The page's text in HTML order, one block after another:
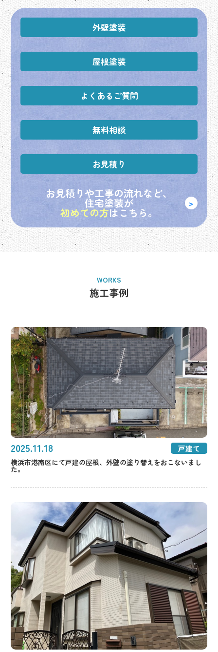
外壁塗装
屋根塗装
よくあるご質問
無料相談
お見積り
お見積りや工事の流れなど、
​​​​​​​住宅塗装が
初めての方はこちら。
施工事例
WORKS
2025.11.18 戸建て
横浜市港南区にて戸建の屋根、外壁の塗り替えをおこないまし
た。